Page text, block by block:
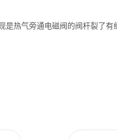
热气旁通电磁阀的阀杆裂了